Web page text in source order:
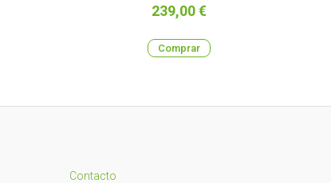
Precio
239,00 €
Comprar
Contacto